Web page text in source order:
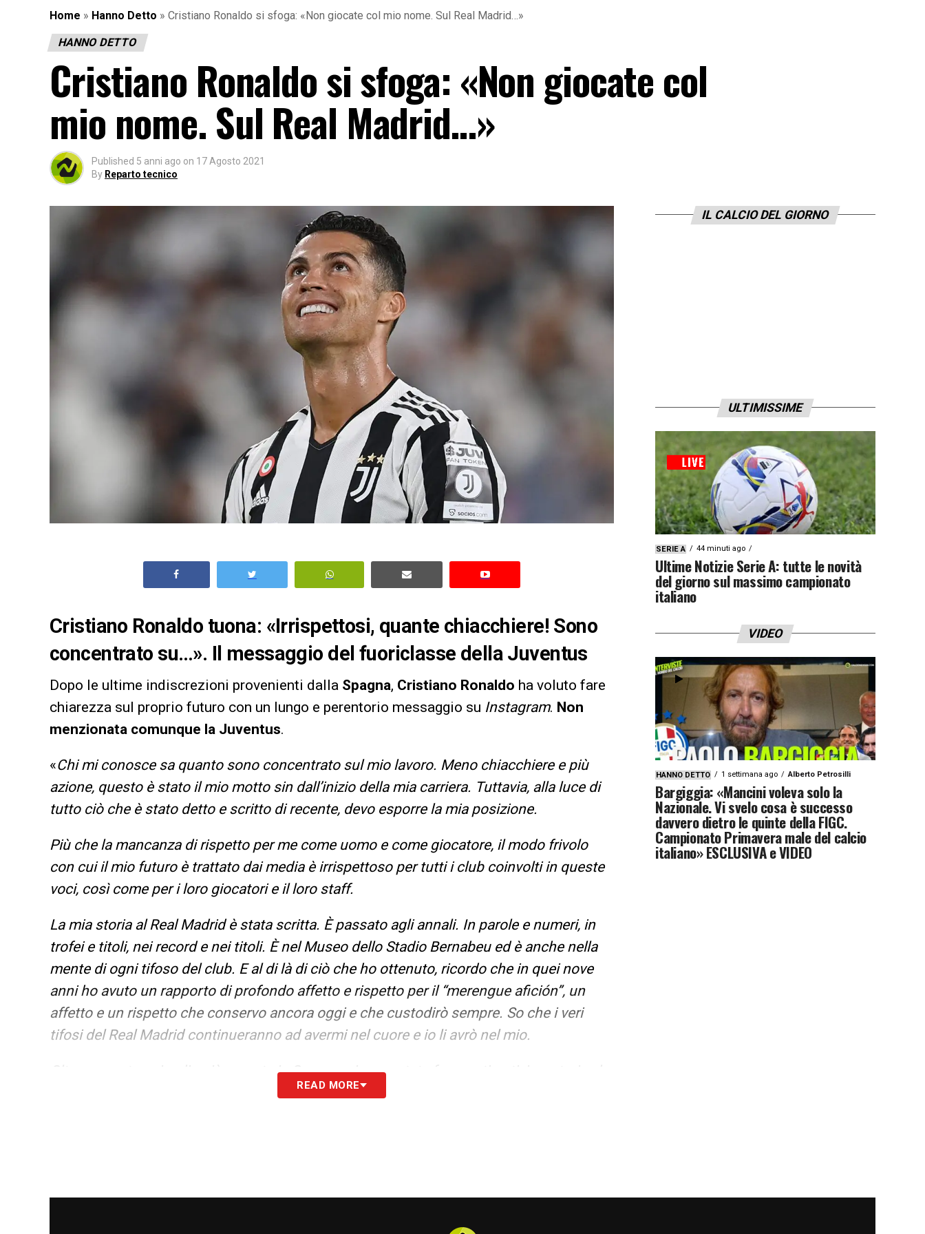
Home » Hanno Detto » Cristiano Ronaldo si sfoga: «Non giocate col mio nome. Sul Real Madrid…»
HANNO DETTO
Cristiano Ronaldo si sfoga: «Non giocate col
mio nome. Sul Real Madrid…»
Published 5 anni ago on 17 Agosto 2021
By Reparto tecnico
Cristiano Ronaldo tuona: «Irrispettosi, quante chiacchiere! Sono
concentrato su…». Il messaggio del fuoriclasse della Juventus
Dopo le ultime indiscrezioni provenienti dalla Spagna, Cristiano Ronaldo ha voluto fare
chiarezza sul proprio futuro con un lungo e perentorio messaggio su Instagram. Non
menzionata comunque la Juventus.
«Chi mi conosce sa quanto sono concentrato sul mio lavoro. Meno chiacchiere e più
azione, questo è stato il mio motto sin dall’inizio della mia carriera. Tuttavia, alla luce di
tutto ciò che è stato detto e scritto di recente, devo esporre la mia posizione.
Più che la mancanza di rispetto per me come uomo e come giocatore, il modo frivolo
con cui il mio futuro è trattato dai media è irrispettoso per tutti i club coinvolti in queste
voci, così come per i loro giocatori e il loro staff.
La mia storia al Real Madrid è stata scritta. È passato agli annali. In parole e numeri, in
trofei e titoli, nei record e nei titoli. È nel Museo dello Stadio Bernabeu ed è anche nella
mente di ogni tifoso del club. E al di là di ciò che ho ottenuto, ricordo che in quei nove
anni ho avuto un rapporto di profondo affetto e rispetto per il “merengue afición”, un
affetto e un rispetto che conservo ancora oggi e che custodirò sempre. So che i veri
tifosi del Real Madrid continueranno ad avermi nel cuore e io li avrò nel mio.
Oltre a questo episodio più recente in Spagna, ci sono state frequenti notizie e storie che
mi associavano a un certo numero di club in molti campionati diversi, senza che
lavoro, impegnato e preparato per tutte le sfide che devo affrontare. Tutto il resto? Tutto
READ MORE
IL CALCIO DEL GIORNO
ULTIMISSIME
SERIE A 44 minuti ago
Ultime Notizie Serie A: tutte le novità
del giorno sul massimo campionato
italiano
VIDEO
HANNO DETTO 1 settimana ago Alberto Petrosilli
Bargiggia: «Mancini voleva solo la
Nazionale. Vi svelo cosa è successo
davvero dietro le quinte della FIGC.
Campionato Primavera male del calcio
italiano» ESCLUSIVA e VIDEO